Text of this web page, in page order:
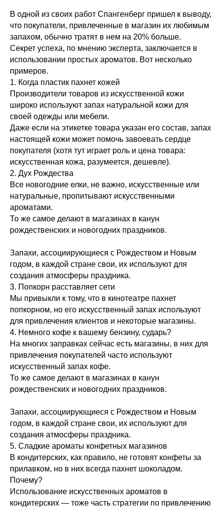
В одной из своих работ Спангенберг пришел к выводу,
что покупатели, привлеченные в магазин их любимым
запахом, обычно тратят в нем на 20% больше.
Секрет успеха, по мнению эксперта, заключается в
использовании простых ароматов. Вот несколько
примеров.
1. Когда пластик пахнет кожей
Производители товаров из искусственной кожи
широко используют запах натуральной кожи для
своей одежды или мебели.
Даже если на этикетке товара указан его состав, запах
настоящей кожи может помочь завоевать сердце
покупателя (хотя тут играет роль и цена товара:
искусственная кожа, разумеется, дешевле).
2. Дух Рождества
Все новогодние елки, не важно, искусственные или
натуральные, пропитывают искусственными
ароматами.
То же самое делают в магазинах в канун
рождественских и новогодних праздников.
Запахи, ассоциирующиеся с Рождеством и Новым
годом, в каждой стране свои, их используют для
создания атмосферы праздника.
3. Попкорн расставляет сети
Мы привыкли к тому, что в кинотеатре пахнет
попкорном, но его искусственный запах используют
для привлечения клиентов и некоторые магазины.
4. Немного кофе к вашему бензину, сударь?
На многих заправках сейчас есть магазины, в них для
привлечения покупателей часто используют
искусственный запах кофе.
То же самое делают в магазинах в канун
рождественских и новогодних праздников.
Запахи, ассоциирующиеся с Рождеством и Новым
годом, в каждой стране свои, их используют для
создания атмосферы праздника.
5. Сладкие ароматы конфетных магазинов
В кондитерских, как правило, не готовят конфеты за
прилавком, но в них всегда пахнет шоколадом.
Почему?
Использование искусственных ароматов в
кондитерских — тоже часть стратегии по привлечению